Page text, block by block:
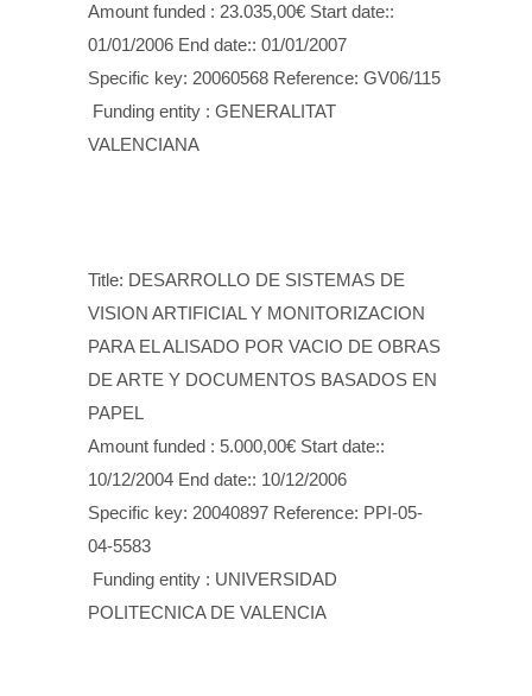
Amount funded : 23.035,00€ Start date::
01/01/2006 End date:: 01/01/2007
Specific key: 20060568 Reference: GV06/115
Funding entity : GENERALITAT
VALENCIANA
Title: DESARROLLO DE SISTEMAS DE
VISION ARTIFICIAL Y MONITORIZACION
PARA EL ALISADO POR VACIO DE OBRAS
DE ARTE Y DOCUMENTOS BASADOS EN
PAPEL
Amount funded : 5.000,00€ Start date::
10/12/2004 End date:: 10/12/2006
Specific key: 20040897 Reference: PPI-05-
04-5583
Funding entity : UNIVERSIDAD
POLITECNICA DE VALENCIA